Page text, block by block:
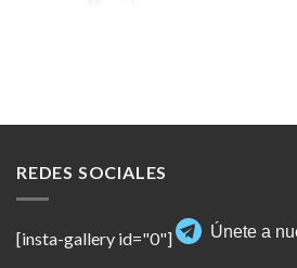
REDES SOCIALES
[insta-gallery id="0"] Únete a